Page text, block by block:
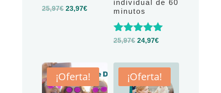
25,97€ El
23,97€El
individual de 60
minutos
Valorado
de 5
25,97€ El
era:
25,97€.
24,97€El
actual
es:
24,97€.
¡Oferta! ¡Oferta!